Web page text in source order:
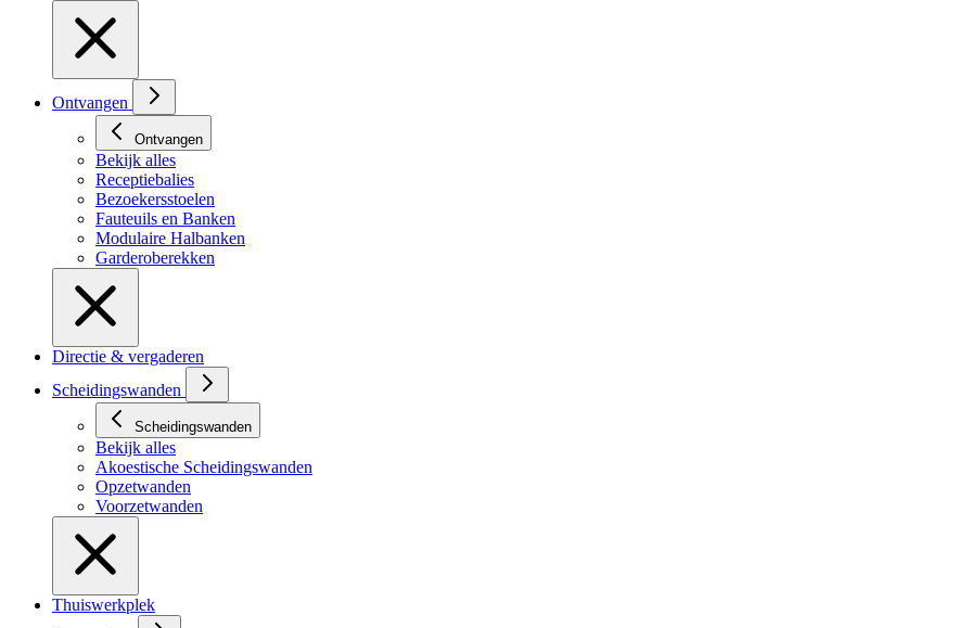
Ontvangen
Ontvangen
Bekijk alles
Receptiebalies
Bezoekersstoelen
Fauteuils en Banken
Modulaire Halbanken
Garderoberekken
Directie & vergaderen
Scheidingswanden
Scheidingswanden
Bekijk alles
Akoestische Scheidingswanden
Opzetwanden
Voorzetwanden
Thuiswerkplek